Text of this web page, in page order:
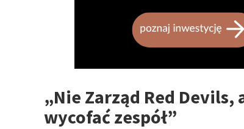
„Nie Zarząd Red Devils,
wycofać zespół”